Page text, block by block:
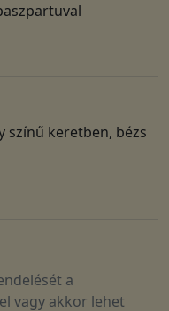
színű keretben, bézs
a
vagy akkor lehet